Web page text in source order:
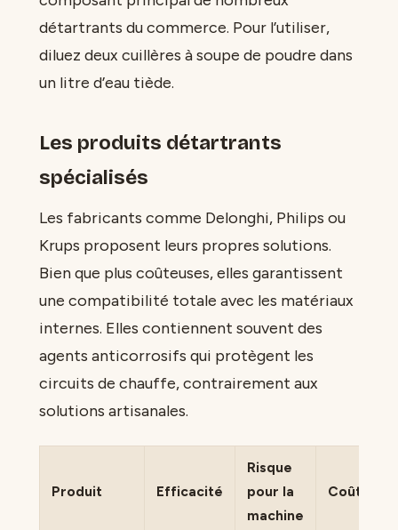
détartrants du commerce. Pour l’utiliser,
diluez deux cuillères à soupe de poudre dans
un litre d’eau tiède.
Les produits détartrants
spécialisés
Les fabricants comme Delonghi, Philips ou
Krups proposent leurs propres solutions.
Bien que plus coûteuses, elles garantissent
une compatibilité totale avec les matériaux
internes. Elles contiennent souvent des
agents anticorrosifs qui protègent les
circuits de chauffe, contrairement aux
solutions artisanales.
Produit Efficacité
Risque
pour la
machine
Coût